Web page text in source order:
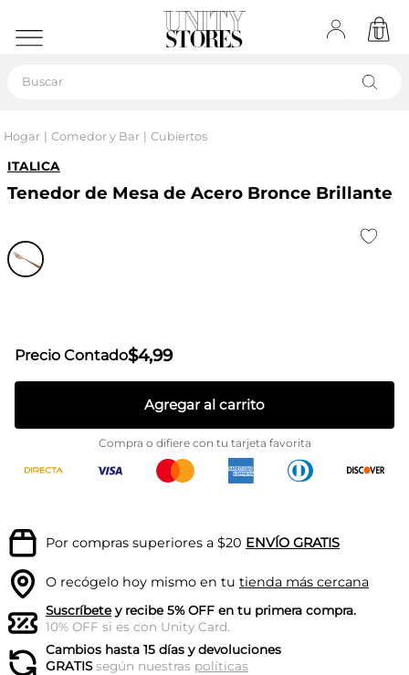
Hogar Comedor y Bar Cubiertos
ITALICA
Tenedor de Mesa de Acero Bronce Brillante
Precio Contado$4,99
Agregar al carrito
Compra o difiere con tu tarjeta favorita
Por compras superiores a $20 ENVÍO GRATIS
O recógelo hoy mismo en tu tienda más cercana
Suscríbetey recibe 5% OFF en tu primera compra.
10% OFF si es con Unity Card.
Cambios hasta 15 días y devoluciones
GRATISsegún nuestras políticas